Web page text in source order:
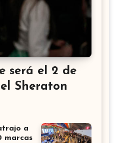
será el 2 de
Sheraton
a
marcas